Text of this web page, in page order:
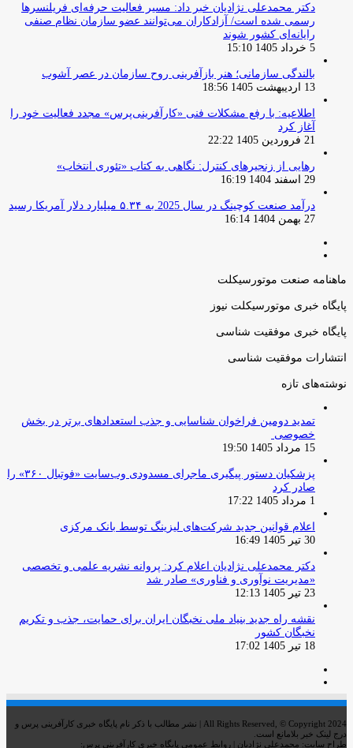
دکتر محمدعلی نژادیان خبر داد: مسیر فعالیت حرفه‌ای فریلنسرها
رسمی شده است/ آزادکاران می‌توانند عضو سازمان نظام صنفی
رایانه‌ای کشور شوند
5 خرداد 1405 15:10
بالندگی سازمانی؛ هنر بازآفرینی روح سازمان در عصر آشوب
13 اردیبهشت 1405 18:56
اطلاعیه: با رفع مشکلات فنی «کارآفرینی‌پرس» مجدد فعالیت خود را
آغاز کرد
21 فروردین 1405 22:22
رهایی از زنجیرهای کنترل: نگاهی به کتاب «تئوری انتخاب»
29 اسفند 1404 16:19
درآمد صنعت کوچینگ در سال 2025 به ۵.۳۴ میلیارد دلار آمریکا رسید
27 بهمن 1404 16:14
ماهنامه صنعت موتورسیکلت
پایگاه خبری موتورسیکلت نیوز
پایگاه خبری موفقیت شناسی
انتشارات موفقیت شناسی
نوشته‌های تازه
تمدید دومین فراخوان شناسایی و جذب استعدادهای برتر در بخش
خصوصی
15 مرداد 1405 19:50
پزشکیان دستور پیگیری ماجرای مسدودی وب‌سایت «فوتبال ۳۶۰» را
صادر کرد
1 مرداد 1405 17:22
اعلام قوانین جدید شرکت‌های لیزینگ توسط بانک مرکزی
30 تیر 1405 16:49
دکتر محمدعلی نژادیان اعلام کرد: پروانه نشریه علمی و تخصصی
«مدیریت نوآوری و فناوری» صادر شد
23 تیر 1405 12:13
نقشه راه جدید بنیاد ملی نخبگان ایران برای حمایت، جذب و تکریم
نخبگان کشور
18 تیر 1405 17:02
All Rights Reserved, © Copyright 2024 | نشر مطالب با ذکر نام پایگاه خبری کارآفرینی پرس و
درج لینک خبر بلامانع است.
طراح سایت: محمدعلی نژادیان | روابط عمومی پایگاه خبری کارآفرینی پرس: